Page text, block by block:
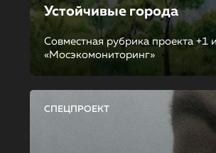
Устойчивые города
Совместная рубрика проекта +1
«Мосэкомониторинг»
СПЕЦПРОЕКТ